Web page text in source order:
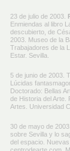
23 de julio de 2003.
Enmiendas al libro
descubierto, de
2003. Museo de la
Trabajadores de la
Estar. Sevilla.
5 de junio de 2003.
Lúcidas
Doctorado: Bellas
de Historia del Arte.
Artes. Universidad
30 de mayo de 2003.
sobre Sevilla y lo
del espacio.